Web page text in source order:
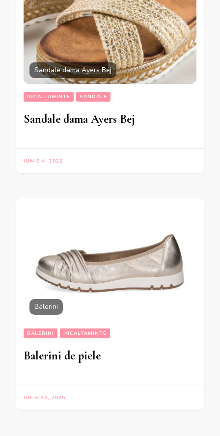
Sandale dama Ayers Bej
INCALTAMINTE SANDALE
Sandale dama Ayers Bej
IUNIE 4, 2022
Balerini
BALERINI INCALTAMINTE
Balerini de piele
IULIE 30, 2025